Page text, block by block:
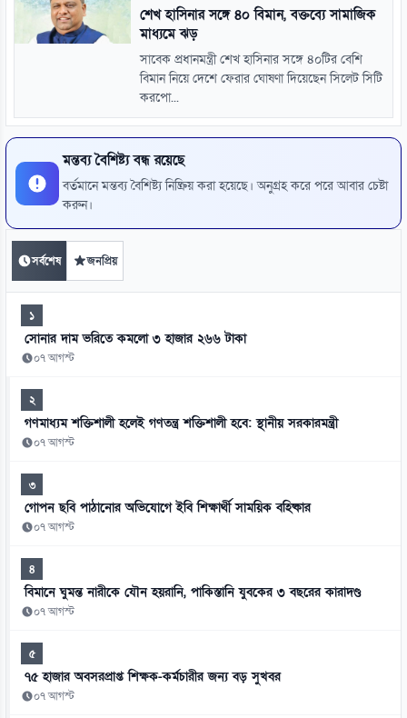
শেখ হাসিনার সঙ্গে ৪০ বিমান, বক্তব্যে সামাজিক
মাধ্যমে ঝড়
সাবেক প্রধানমন্ত্রী শেখ হাসিনার সঙ্গে ৪০টির বেশি
বিমান নিয়ে দেশে ফেরার ঘোষণা দিয়েছেন সিলেট সিটি
করপো...
মন্তব্য বৈশিষ্ট্য বন্ধ রয়েছে
বর্তমানে মন্তব্য বৈশিষ্ট্য নিষ্ক্রিয় করা হয়েছে। অনুগ্রহ করে পরে আবার চেষ্টা
করুন।
সর্বশেষ জনপ্রিয়
১
সোনার দাম ভরিতে কমলো ৩ হাজার ২৬৬ টাকা
০৭ আগস্ট
২
গণমাধ্যম শক্তিশালী হলেই গণতন্ত্র শক্তিশালী হবে: স্থানীয় সরকারমন্ত্রী
০৭ আগস্ট
৩
গোপন ছবি পাঠানোর অভিযোগে ইবি শিক্ষার্থী সাময়িক বহিষ্কার
০৭ আগস্ট
৪
বিমানে ঘুমন্ত নারীকে যৌন হয়রানি, পাকিস্তানি যুবকের ৩ বছরের কারাদণ্ড
০৭ আগস্ট
৫
৭৫ হাজার অবসরপ্রাপ্ত শিক্ষক-কর্মচারীর জন্য বড় সুখবর
০৭ আগস্ট